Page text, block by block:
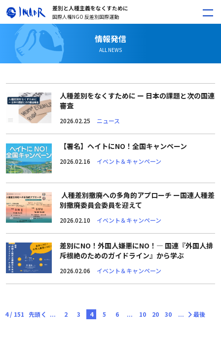
差別と人種主義をなくすために
国際人権NGO 反差別国際運動
情報発信
ALL NEWS
人種差別をなくすために ー 日本の課題と次の国連
審査
2026.02.25 ニュース
【署名】ヘイトにNO！全国キャンペーン
2026.02.16 イベント＆キャンペーン
人種差別撤廃への多角的アプローチ ー国連人種差
別撤廃委員会委員を迎えて
2026.02.10 イベント＆キャンペーン
差別にNO！外国人嫌悪にNO！― 国連『外国人排
斥根絶のためのガイドライン』から学ぶ
2026.02.06 イベント＆キャンペーン
4 / 151 先頭 ... 2 3 4 5 6 ... 10 20 30 ... 最後